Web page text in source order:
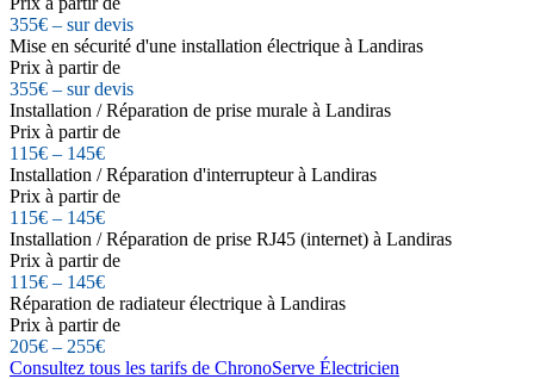
355€ – sur devis
Mise en sécurité d'une installation électrique à Landiras
Prix à partir de
355€ – sur devis
Installation / Réparation de prise murale à Landiras
Prix à partir de
115€ – 145€
Installation / Réparation d'interrupteur à Landiras
Prix à partir de
115€ – 145€
Installation / Réparation de prise RJ45 (internet) à Landiras
Prix à partir de
115€ – 145€
Réparation de radiateur électrique à Landiras
Prix à partir de
205€ – 255€
Consultez tous les tarifs de ChronoServe Électricien